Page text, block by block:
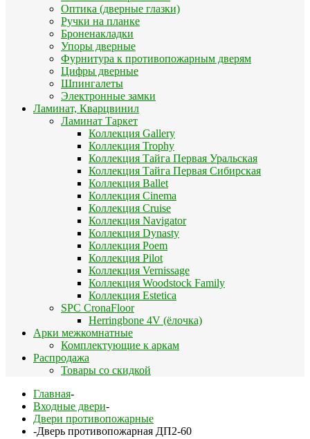
Оптика (дверные глазки)
Ручки на планке
Броненакладки
Упоры дверные
Фурнитура к противопожарным дверям
Цифры дверные
Шпингалеты
Электронные замки
Ламинат, Кварцвинил
Ламинат Таркет
Коллекция Gallery
Коллекция Trophy
Коллекция Тайга Первая Уральская
Коллекция Тайга Первая Сибирская
Коллекция Ballet
Коллекция Cinema
Коллекция Cruise
Коллекция Navigator
Коллекция Dynasty
Коллекция Poem
Коллекция Pilot
Коллекция Vernissage
Коллекция Woodstock Family
Коллекция Estetica
SPC CronaFloor
Herringbone 4V (ёлочка)
Арки межкомнатные
Комплектующие к аркам
Распродажа
Товары со скидкой
Главная-
Входные двери-
Двери противопожарные
-Дверь противопожарная ДП2-60